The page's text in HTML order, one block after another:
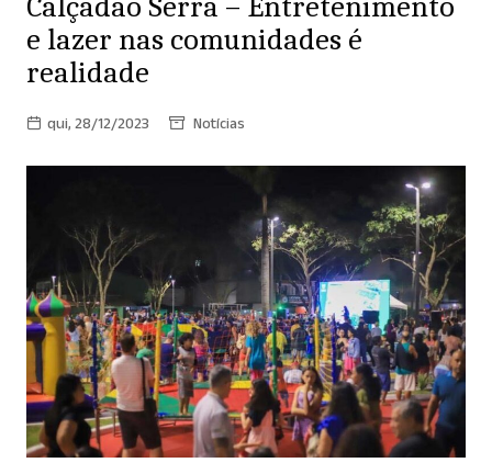
e lazer nas comunidades é
realidade
qui, 28/12/2023 Notícias